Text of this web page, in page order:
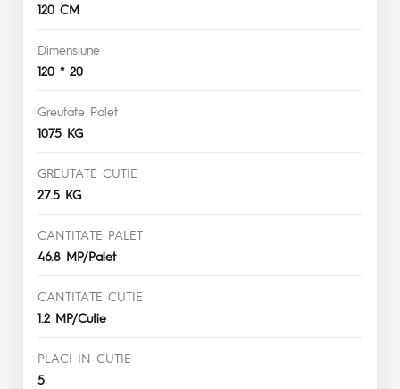
120 CM
Dimensiune
120 * 20
Greutate Palet
1075 KG
GREUTATE CUTIE
27.5 KG
CANTITATE PALET
46.8 MP/Palet
CANTITATE CUTIE
1.2 MP/Cutie
PLACI IN CUTIE
5